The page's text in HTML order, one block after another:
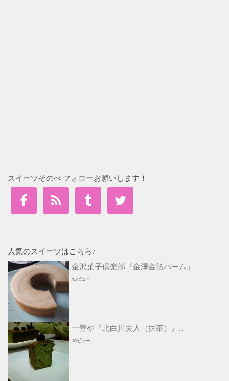
スイーツそのべ フォローお願いします！
人気のスイーツはこちら♪
金沢菓子倶楽部『金澤金箔バーム』...
13ビュー
一善や『北白川夫人（抹茶）』...
10ビュー